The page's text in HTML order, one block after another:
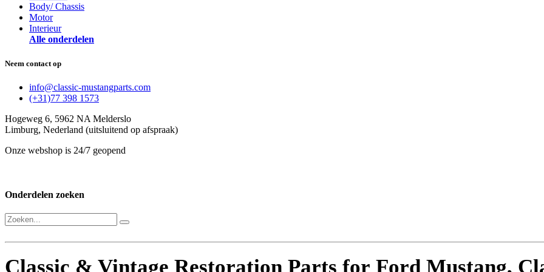
Body/ Chassis
Motor
Interieur
Alle onderdelen
Neem contact op
info@classic-mustangparts.com
(+31)77 398 1573
Hogeweg 6, 5962 NA Melderslo
Limburg, Nederland (uitsluitend op afspraak)
Onze webshop is 24/7 geopend
Onderdelen zoeken
Classic & Vintage Restoration Parts for Ford Mustang,